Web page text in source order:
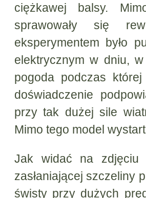
ciężkawej balsy.
sprawowały się
eksperymentem było
elektrycznym w dniu,
pogoda podczas
doświadczenie
przy tak dużej sile
Mimo tego model
Jak widać na zdjęciu
zasłaniającej szczeliny
świsty przy dużych